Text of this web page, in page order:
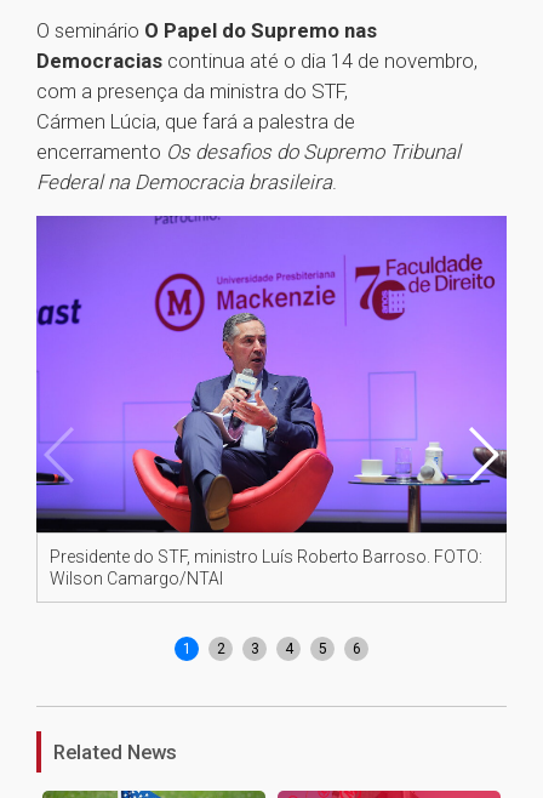
O seminário O Papel do Supremo nas
Democracias continua até o dia 14 de novembro,
com a presença da ministra do STF,
Cármen Lúcia, que fará a palestra de
encerramento Os desafios do Supremo Tribunal
Federal na Democracia brasileira.
Presidente do STF, ministro Luís Roberto Barroso. FOTO:
Wilson Camargo/NTAI
1 2 3 4 5 6
Related News